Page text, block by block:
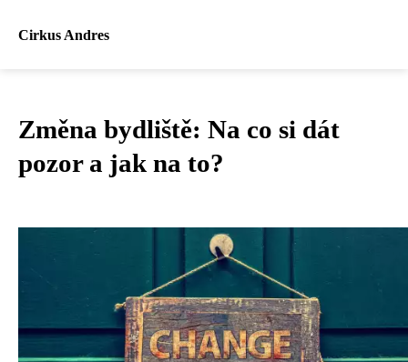
Cirkus Andres
Změna bydliště: Na co si dát
pozor a jak na to?